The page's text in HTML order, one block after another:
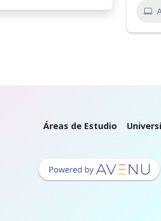
Áreas de Estudio